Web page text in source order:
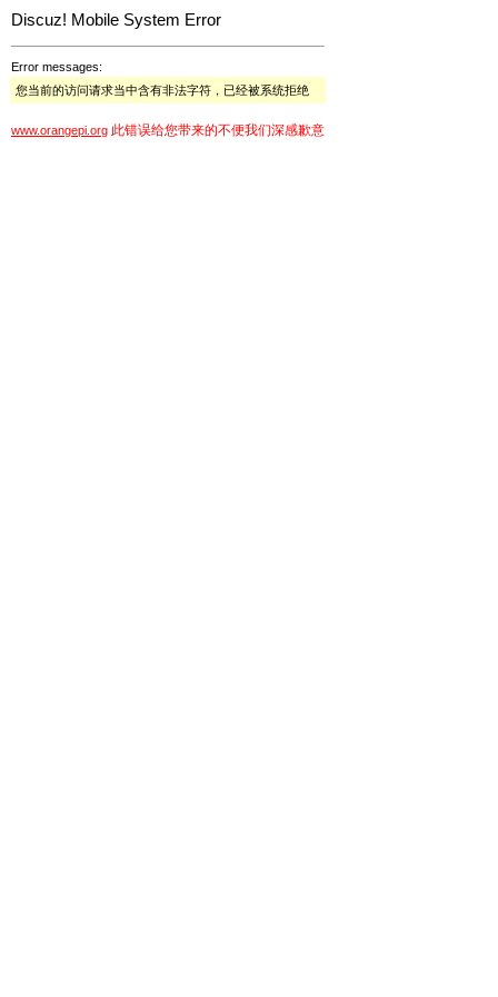
Discuz! Mobile System Error
Error messages:
您当前的访问请求当中含有非法字符，已经被系统拒绝
www.orangepi.org 此错误给您带来的不便我们深感歉意